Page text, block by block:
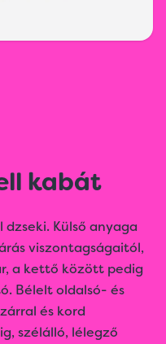
kabát
Külső anyaga
viszontagságaitól,
a kettő között pedig
Bélelt oldalsó- és
és kord
szélálló, lélegző